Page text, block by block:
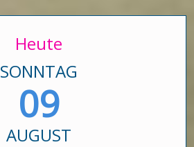
Heute
SONNTAG
09
AUGUST